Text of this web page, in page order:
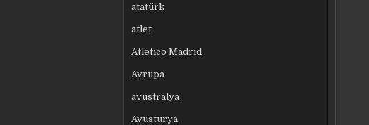
atatürk
atlet
Atletico Madrid
Avrupa
avustralya
Avusturya